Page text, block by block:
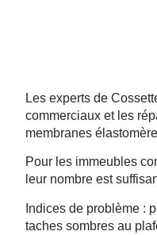
Les experts de
commerciaux et les
membranes
Pour les immeubles
leur nombre est
Indices de problème :
taches sombres au